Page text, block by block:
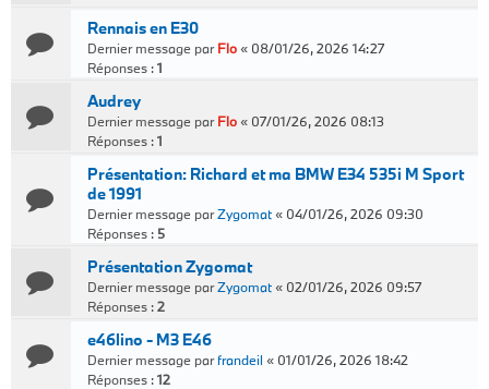
Rennais en E30
Dernier message parFlo« 08/01/26, 2026 14:27
Réponses :1
Audrey
Dernier message parFlo« 07/01/26, 2026 08:13
Réponses :1
Présentation: Richard et ma BMW E34 535i M Sport
de 1991
Dernier message parZygomat« 04/01/26, 2026 09:30
Réponses : 5
Présentation Zygomat
Dernier message parZygomat« 02/01/26, 2026 09:57
Réponses :2
e46lino - M3 E46
Dernier message parfrandeil « 01/01/26, 2026 18:42
Réponses :12